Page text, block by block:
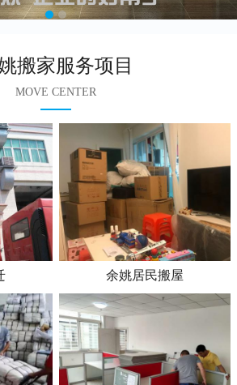
搬家服务项目
MOVE CENTER
余姚居民搬屋